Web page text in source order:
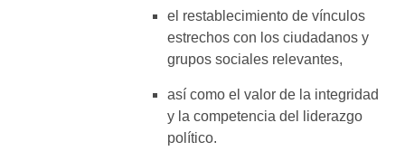
el restablecimiento de vínculos
estrechos con los ciudadanos y
grupos sociales relevantes,
así como el valor de la integridad
y la competencia del liderazgo
político.